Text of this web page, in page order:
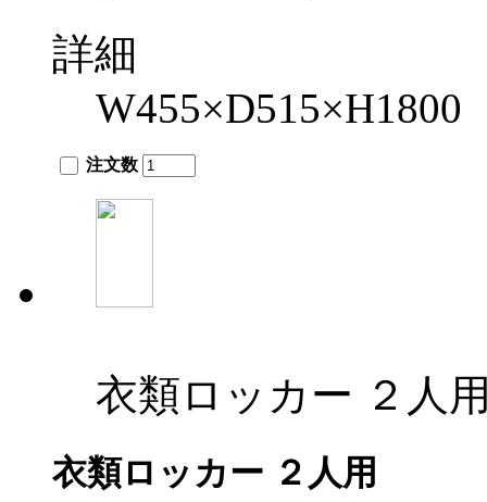
詳細
W455×D515×H1800
注文数
衣類ロッカー ２人
衣類ロッカー ２人用